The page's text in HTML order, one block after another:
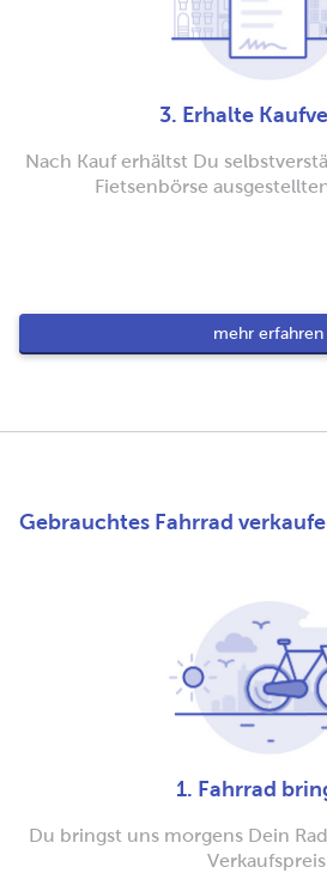
3. Erhalte
Nach Kauf erhältst Du
Fietsenbörse
mehr erfahren
Gebrauchtes Fahrrad
1. Fahrrad
Du bringst uns morgens Dein